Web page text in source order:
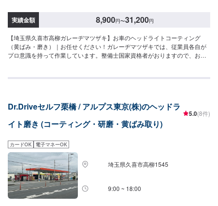
実績金額 8,900円〜31,200円
【埼玉県久喜市高柳ガレーヂマツザキ】お車のヘッドライトコーティング
（黄ばみ・磨き）｜お任せください！ガレーヂマツザキでは、従業員各自が
プロ意識を持って作業しています。整備士国家資格者がおりますので、お客
ち込み・引き取り【4】正式なお見積り【5】作業開始【6】納車時のお支払
ます。事前に予約が必要となる場合もございますので、まずはお気軽にご相
談ください。※代車の燃料代はお客様にご負担いただいております。<定休
日・営業時間>定休日：なし営業時間：9:00~18:00クレジット・QR決済など
Dr.Driveセルフ栗橋 / アルプス東京(株)のヘッドラ
イト磨き (コーティング・研磨・黄ばみ取り)
5.0(8件)
カードOK 電子マネーOK
埼玉県久喜市高柳1545
9:00 ~ 18:00